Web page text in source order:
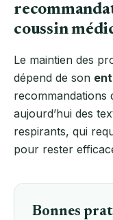
coussin
Le maintien des
dépend de son
recommandations
aujourd’hui des
respirants, qui
pour rester
Bonnes